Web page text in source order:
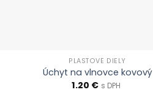
PLASTOVÉ DIELY
Úchyt na vlnovce kovový
1.20 € s DPH